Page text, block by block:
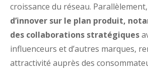
croissance du réseau. Parallèlement,
d’innover sur le plan produit,
des collaborations stratégiques
influenceurs et d’autres marques,
attractivité auprès des